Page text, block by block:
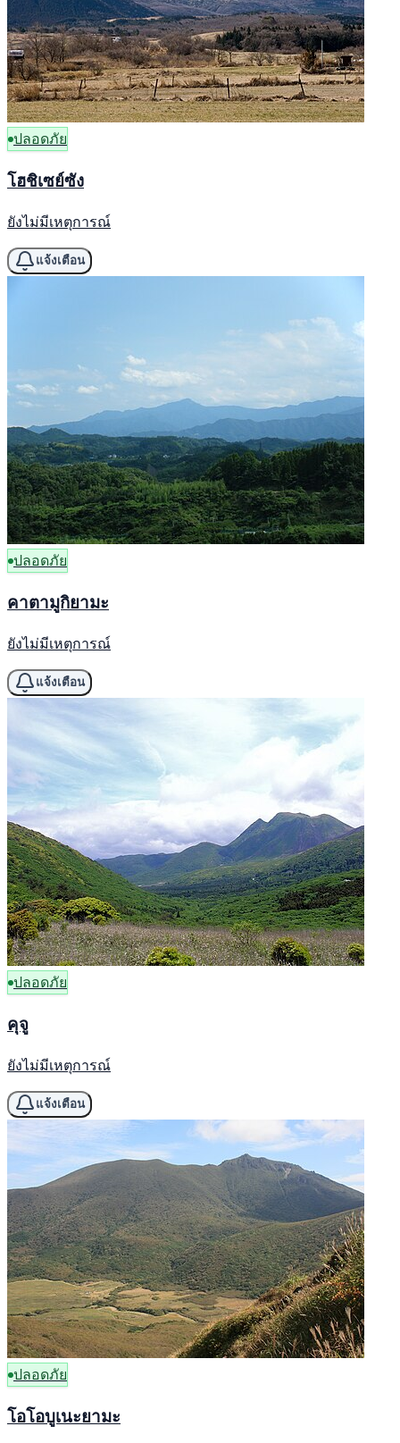
ปลอดภัย
โฮชิเซย์ซัง
ยังไม่มีเหตุการณ์
แจ้งเตือน
ปลอดภัย
คาตามูกิยามะ
ยังไม่มีเหตุการณ์
แจ้งเตือน
ปลอดภัย
คุจู
ยังไม่มีเหตุการณ์
แจ้งเตือน
ปลอดภัย
โอโอบูเนะยามะ